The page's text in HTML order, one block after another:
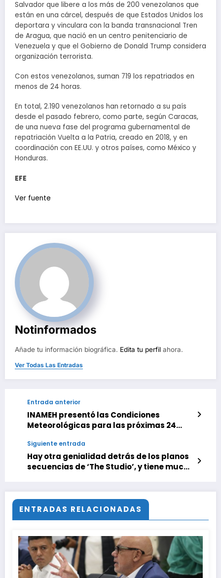
Salvador que libere a los más de 200 venezolanos que
están en una cárcel, después de que Estados Unidos los
deportara y vinculara con la banda transnacional Tren
de Aragua, que nació en un centro penitenciario de
Venezuela y que el Gobierno de Donald Trump considera
organización terrorista.
Con estos venezolanos, suman 719 los repatriados en
menos de 24 horas.
En total, 2.190 venezolanos han retornado a su país
desde el pasado febrero, como parte, según Caracas,
de una nueva fase del programa gubernamental de
repatriación Vuelta a la Patria, creado en 2018, y en
coordinación con EE.UU. y otros países, como México y
Honduras.
EFE
Ver fuente
Notinformados
Añade tu información biográfica. Edita tu perfil ahora.
Ver Todas Las Entradas
Entrada anterior
INAMEH presentó las Condiciones
Meteorológicas para las próximas 24
Siguiente entrada
Hay otra genialidad detrás de los planos
secuencias de ‘The Studio’, y tiene mucho
ENTRADAS RELACIONADAS